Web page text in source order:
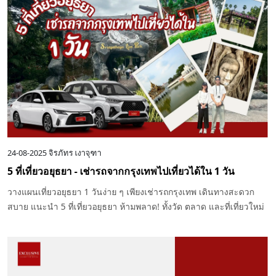
24-08-2025จิรภัทร เงาจุฑา
5 ที่เที่ยวอยุธยา - เช่ารถจากกรุงเทพไปเที่ยวได้ใน 1 วัน
วางแผนเที่ยวอยุธยา 1 วันง่าย ๆ เพียงเช่ารถกรุงเทพ เดินทางสะดวก
สบาย แนะนำ 5 ที่เที่ยวอยุธยา ห้ามพลาด! ทั้งวัด ตลาด และที่เที่ยวใหม่